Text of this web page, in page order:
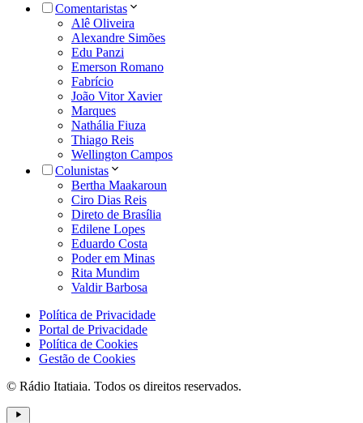
Comentaristas
Alê Oliveira
Alexandre Simões
Edu Panzi
Emerson Romano
Fabrício
João Vitor Xavier
Marques
Nathália Fiuza
Thiago Reis
Wellington Campos
Colunistas
Bertha Maakaroun
Ciro Dias Reis
Direto de Brasília
Edilene Lopes
Eduardo Costa
Poder em Minas
Rita Mundim
Valdir Barbosa
Política de Privacidade
Portal de Privacidade
Política de Cookies
Gestão de Cookies
© Rádio Itatiaia. Todos os direitos reservados.